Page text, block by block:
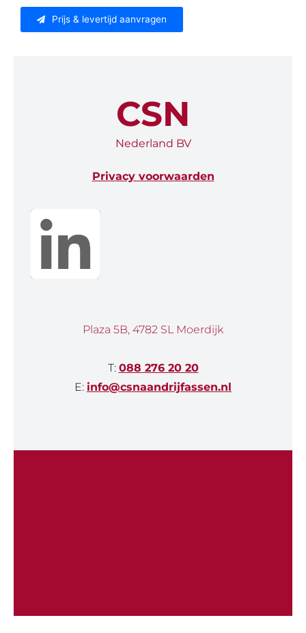
Prijs & levertijd aanvragen
CSN
Nederland BV
Privacy voorwaarden
Plaza 5B, 4782 SL Moerdijk
T: 088 276 20 20
E: info@csnaandrijfassen.nl